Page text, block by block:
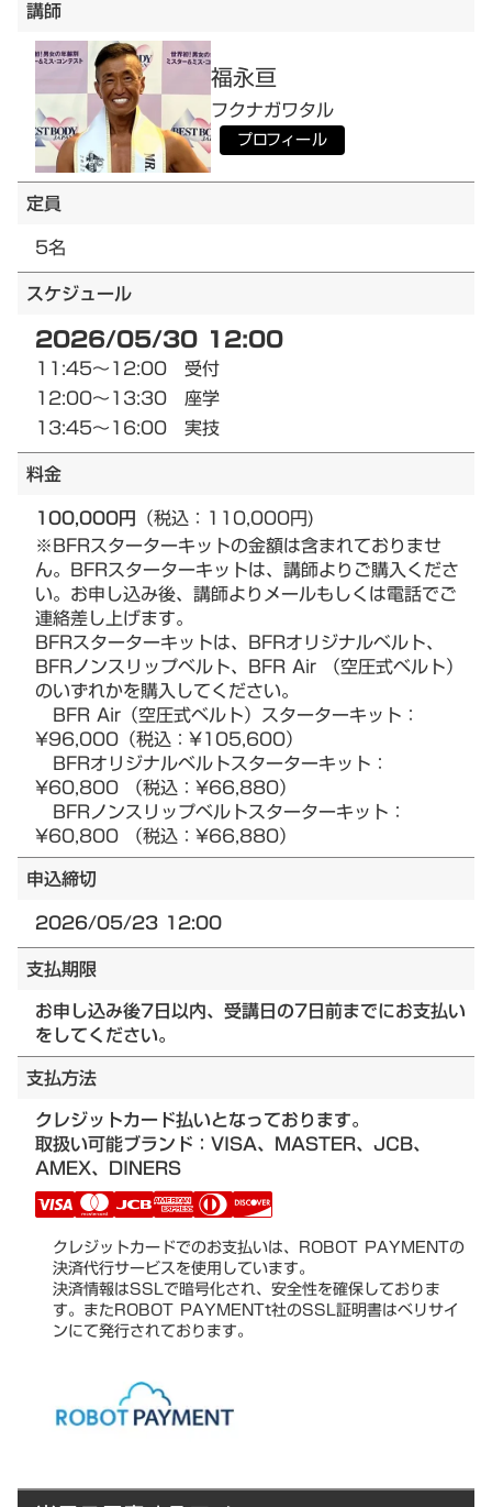
講師
福永亘
フクナガワタル
プロフィール
定員
5名
スケジュール
2026/05/30 12:00
11:45～12:00 受付
12:00～13:30 座学
13:45～16:00 実技
料金
100,000円 （税込：110,000円)
※BFRスターターキットの金額は含まれておりませ
ん。BFRスターターキットは、講師よりご購入くださ
い。お申し込み後、講師よりメールもしくは電話でご
連絡差し上げます。
BFRスターターキットは、BFRオリジナルベルト、
BFRノンスリップベルト、BFR Air （空圧式ベルト）
のいずれかを購入してください。
BFR Air（空圧式ベルト）スターターキット：
¥96,000（税込：¥105,600）
BFRオリジナルベルトスターターキット：
¥60,800 （税込：¥66,880）
BFRノンスリップベルトスターターキット：
¥60,800 （税込：¥66,880）
申込締切
2026/05/23 12:00
支払期限
お申し込み後7日以内、受講日の7日前までにお支払い
をしてください。
支払方法
クレジットカード払いとなっております。
取扱い可能ブランド：VISA、MASTER、JCB、
AMEX、DINERS
クレジットカードでのお支払いは、ROBOT PAYMENTの
決済代行サービスを使用しています。
決済情報はSSLで暗号化され、安全性を確保しておりま
す。またROBOT PAYMENTt社のSSL証明書はベリサイ
ンにて発行されております。